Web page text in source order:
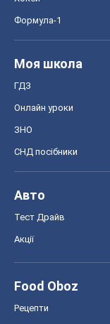
Формула-1
Моя школа
ГДЗ
Онлайн уроки
ЗНО
СНД посібники
Авто
Тест Драйв
Акції
Food Oboz
Рецепти